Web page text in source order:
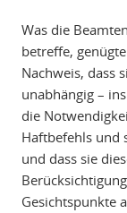
Was die
betreffe,
Nachweis, dass
unabhängig –
die
Haftbefehls und
und dass sie
Gesichtspunkte